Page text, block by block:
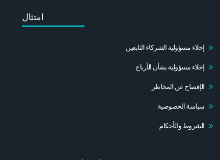
امتثال
إخلاء مسؤولية الشركاء التابعين
إخلاء مسؤولية بشأن الأرباح
الإفصاح عن المخاطر
سياسة الخصوصية
الشروط والأحكام